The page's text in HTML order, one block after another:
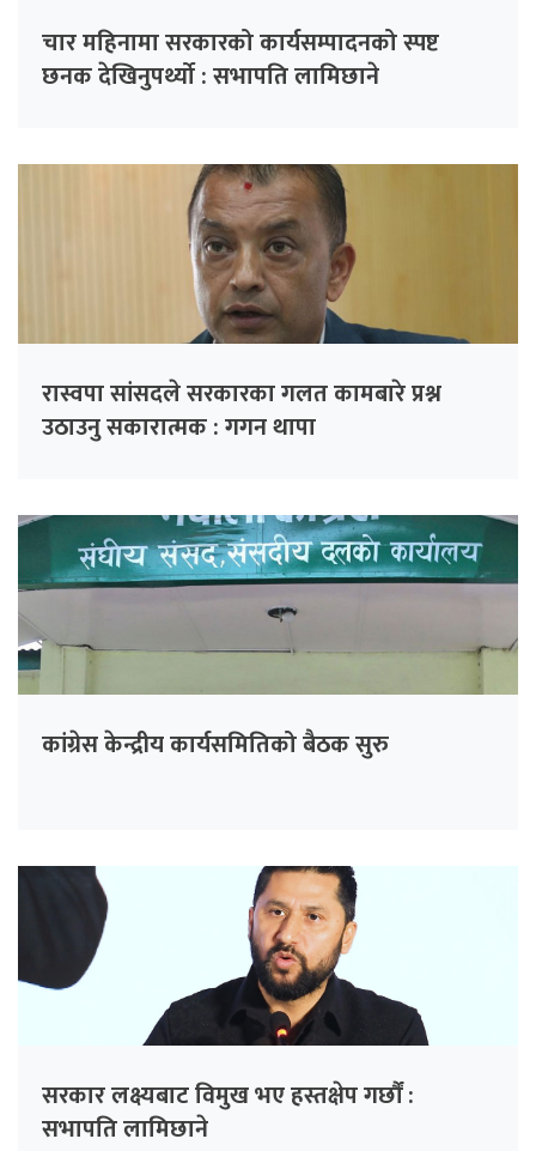
चार महिनामा सरकारको कार्यसम्पादनको स्पष्ट
छनक देखिनुपर्थ्यो : सभापति लामिछाने
रास्वपा सांसदले सरकारका गलत कामबारे प्रश्न
उठाउनु सकारात्मक : गगन थापा
कांग्रेस केन्द्रीय कार्यसमितिको बैठक सुरु
सरकार लक्ष्यबाट विमुख भए हस्तक्षेप गर्छौं :
सभापति लामिछाने